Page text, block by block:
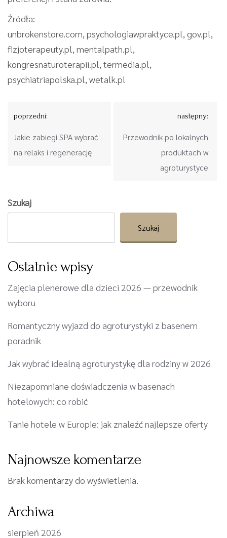
Źródła:
unbrokenstore.com, psychologiawpraktyce.pl, gov.pl,
fizjoterapeuty.pl, mentalpath.pl,
kongresnaturoterapii.pl, termedia.pl,
psychiatriapolska.pl, wetalk.pl
Nawigacja
poprzedni:
Jakie zabiegi SPA wybrać
na relaks i regenerację
następny:
Przewodnik po lokalnych
produktach w
agroturystyce
Szukaj
Szukaj
Ostatnie wpisy
Zajęcia plenerowe dla dzieci 2026 — przewodnik
wyboru
Romantyczny wyjazd do agroturystyki z basenem
poradnik
Jak wybrać idealną agroturystykę dla rodziny w 2026
Niezapomniane doświadczenia w basenach
hotelowych: co robić
Tanie hotele w Europie: jak znaleźć najlepsze oferty
Najnowsze komentarze
Brak komentarzy do wyświetlenia.
Archiwa
sierpień 2026